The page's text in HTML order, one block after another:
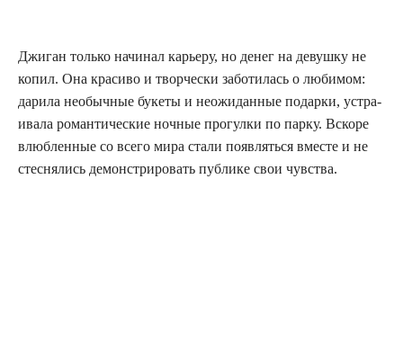
Джи­ган толь­ко начи­нал карье­ру, но денег на девуш­ку не
копил. Она кра­си­во и твор­че­ски забо­ти­лась о люби­мом:
дари­ла необыч­ные буке­ты и неожи­дан­ные подар­ки, устра­
и­ва­ла роман­ти­че­ские ноч­ные про­гул­ки по пар­ку. Вско­ре
влюб­лен­ные со все­го мира ста­ли появ­лять­ся вме­сте и не
стес­ня­лись демон­стри­ро­вать пуб­ли­ке свои чувства.